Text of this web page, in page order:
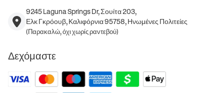
9245 Laguna Springs Dr, Σουίτα 203,
Ελκ Γκρόουβ, Καλιφόρνια 95758, Ηνωμένες Πολιτείες
(Παρακαλώ, όχι χωρίς ραντεβού)
Δεχόμαστε